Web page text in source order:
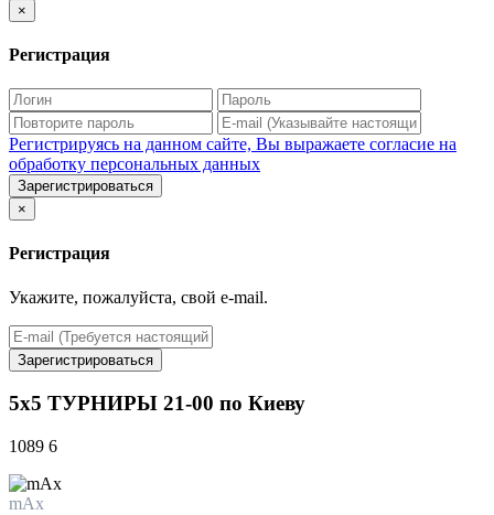
×
Регистрация
Регистрируясь на данном сайте, Вы выражаете согласие на
обработку персональных данных
Зарегистрироваться
×
Регистрация
Укажите, пожалуйста, свой e-mail.
Зарегистрироваться
5х5 ТУРНИРЫ 21-00 по Киеву
1089 6
mAx